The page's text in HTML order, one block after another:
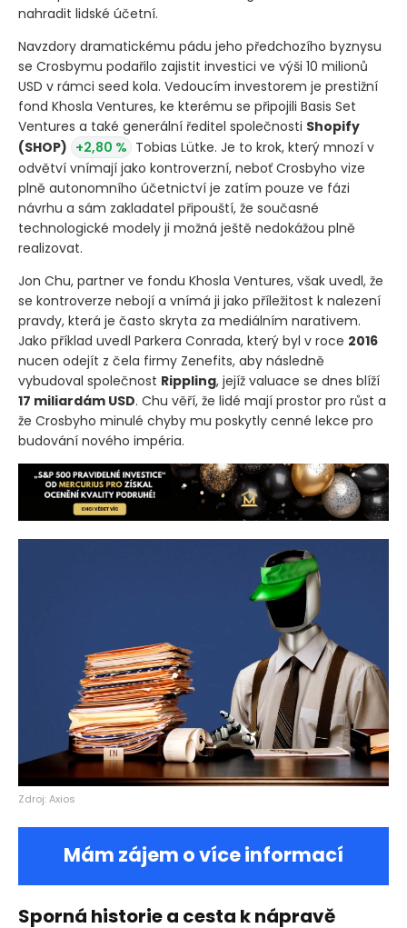
nahradit lidské účetní.
Navzdory dramatickému pádu jeho předchozího byznysu
se Crosbymu podařilo zajistit investici ve výši 10 milionů
USD v rámci seed kola. Vedoucím investorem je prestižní
fond Khosla Ventures, ke kterému se připojili Basis Set
Ventures a také generální ředitel společnosti Shopify
(SHOP) +2,80 % Tobias Lütke. Je to krok, který mnozí v
odvětví vnímají jako kontroverzní, neboť Crosbyho vize
plně autonomního účetnictví je zatím pouze ve fázi
návrhu a sám zakladatel připouští, že současné
technologické modely ji možná ještě nedokážou plně
realizovat.
Jon Chu, partner ve fondu Khosla Ventures, však uvedl, že
se kontroverze nebojí a vnímá ji jako příležitost k nalezení
pravdy, která je často skryta za mediálním narativem.
Jako příklad uvedl Parkera Conrada, který byl v roce 2016
nucen odejít z čela firmy Zenefits, aby následně
vybudoval společnost Rippling, jejíž valuace se dnes blíží
17 miliardám USD. Chu věří, že lidé mají prostor pro růst a
že Crosbyho minulé chyby mu poskytly cenné lekce pro
budování nového impéria.
Zdroj: Axios
Mám zájem o více informací
Sporná historie a cesta k nápravě